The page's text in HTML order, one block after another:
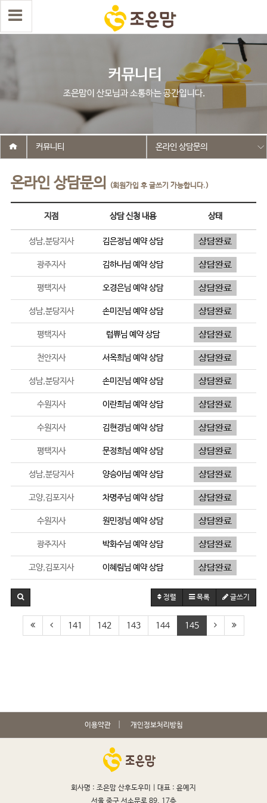
온라인 상담문의 (회원가입 후 글쓰기 가능합니다.)
커뮤니티 온라인 상담문의
지점 상담 신청 내용 상태
성남,분당지사 김은정님 예약 상담
광주지사 김하나님 예약 상담
평택지사 오경은님 예약 상담
성남,분당지사 손미진님 예약 상담
평택지사 럽쀼님 예약 상담
천안지사 서옥희님 예약 상담
성남,분당지사 손미진님 예약 상담
수원지사 이란희님 예약 상담
수원지사 김현경님 예약 상담
평택지사 문정희님 예약 상담
성남,분당지사 양승아님 예약 상담
고양,김포지사 차명주님 예약 상담
수원지사 원민정님 예약 상담
광주지사 박화수님 예약 상담
고양,김포지사 이혜림님 예약 상담
정렬 목록 글쓰기
141 142 143 144 145
이용약관 개인정보처리방침
회사명 : 조은맘 산후도우미 | 대표 : 윤예지
서울 중구 서소문로 89, 17층